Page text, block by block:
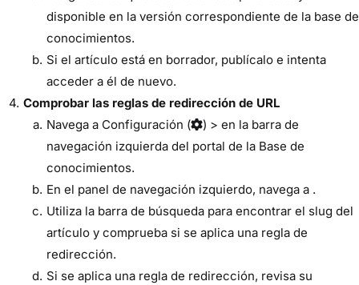
disponible en la versión correspondiente de la base de
conocimientos.
Si el artículo está en borrador, publícalo e intenta
acceder a él de nuevo.
Comprobar las reglas de redirección de URL
Navega a Configuración ( ) > en la barra de
navegación izquierda del portal de la Base de
conocimientos.
En el panel de navegación izquierdo, navega a .
Utiliza la barra de búsqueda para encontrar el slug del
artículo y comprueba si se aplica una regla de
redirección.
Si se aplica una regla de redirección, revisa su